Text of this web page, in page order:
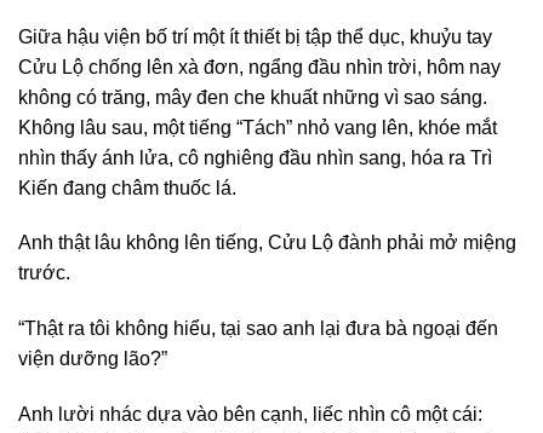
Giữa hậu viện bố trí một ít thiết bị tập thể dục, khuỷu tay
Cửu Lộ chống lên xà đơn, ngẩng đầu nhìn trời, hôm nay
không có trăng, mây đen che khuất những vì sao sáng.
Không lâu sau, một tiếng “Tách” nhỏ vang lên, khóe mắt
nhìn thấy ánh lửa, cô nghiêng đầu nhìn sang, hóa ra Trì
Kiến đang châm thuốc lá.
Anh thật lâu không lên tiếng, Cửu Lộ đành phải mở miệng
trước.
“Thật ra tôi không hiểu, tại sao anh lại đưa bà ngoại đến
viện dưỡng lão?”
Anh lười nhác dựa vào bên cạnh, liếc nhìn cô một cái: